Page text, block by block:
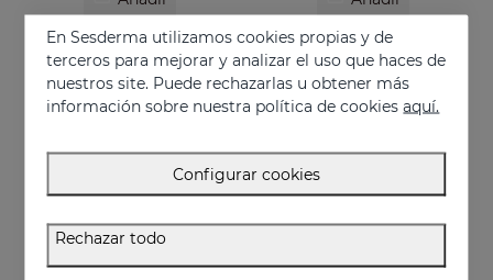
HIDRALOE Aloe Gel
Aloe vera orgánico 100% puro
16.95 € 34.95 €
En Sesderma utilizamos cookies propias y de
terceros para mejorar y analizar el uso que haces de
nuestros site. Puede rechazarlas u obtener más
información sobre nuestra política de cookiesaquí.
Configurar cookies
Rechazar todo